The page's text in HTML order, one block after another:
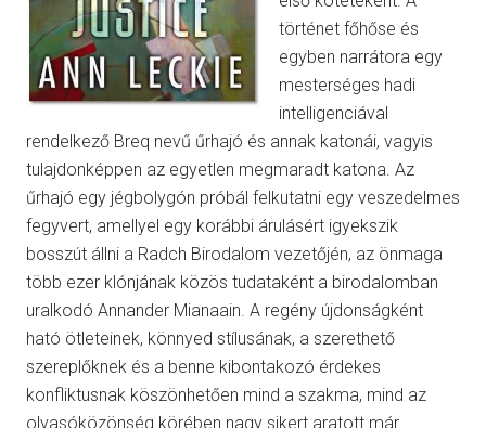
történet főhőse és
egyben narrátora egy
mesterséges hadi
intelligenciával
rendelkező Breq nevű űrhajó és annak katonái, vagyis
tulajdonképpen az egyetlen megmaradt katona. Az
űrhajó egy jégbolygón próbál felkutatni egy veszedelmes
fegyvert, amellyel egy korábbi árulásért igyekszik
bosszút állni a Radch Birodalom vezetőjén, az önmaga
több ezer klónjának közös tudataként a birodalomban
uralkodó Annander Mianaain. A regény újdonságként
ható ötleteinek, könnyed stílusának, a szerethető
szereplőknek és a benne kibontakozó érdekes
konfliktusnak köszönhetően mind a szakma, mind az
olvasóközönség körében nagy sikert aratott már